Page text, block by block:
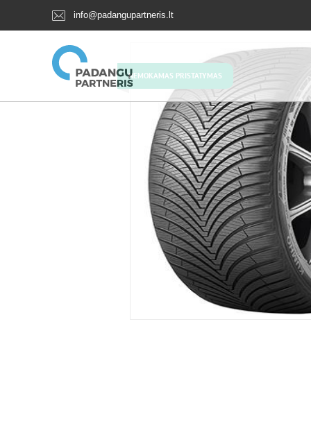
info@padangupartneris.lt
NEMOKAMAS PRISTATYMAS